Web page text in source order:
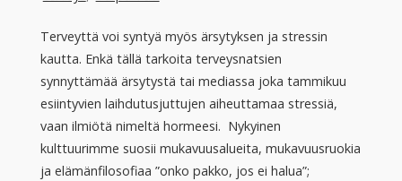
Terveyttä voi syntyä myös ärsytyksen ja stressin
kautta. Enkä tällä tarkoita terveysnatsien
synnyttämää ärsytystä tai mediassa joka tammikuu
esiintyvien laihdutusjuttujen aiheuttamaa stressiä,
vaan ilmiötä nimeltä hormeesi. Nykyinen
kulttuurimme suosii mukavuusalueita, mukavuusruokia
ja elämänfilosofiaa ”onko pakko, jos ei halua”;